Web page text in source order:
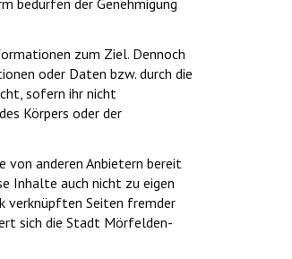
bedürfen der Genehmigung
zum Ziel. Dennoch
oder Daten bzw. durch die
sofern ihr nicht
Körpers oder der
anderen Anbietern bereit
Inhalte auch nicht zu eigen
verknüpften Seiten fremder
sich die Stadt Mörfelden-